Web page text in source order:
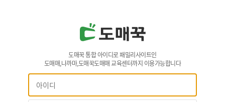
도매꾹 통합 아이디로 패밀리사이트인
도매매,나까마,도매꾹도매매 교육센터까지 이용가능합니다